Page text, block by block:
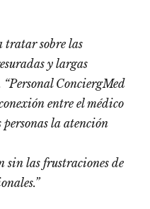
tratar sobre las
y largas
ConciergMed
entre el médico
personas la atención
sin las frustraciones de